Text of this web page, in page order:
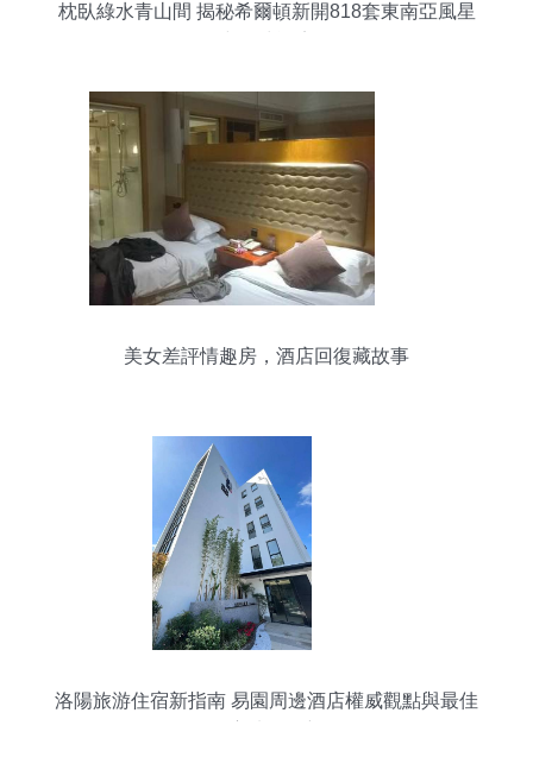
枕臥綠水青山間 揭秘希爾頓新開818套東南亞風星
美女差評情趣房，酒店回復藏故事
洛陽旅游住宿新指南 易園周邊酒店權威觀點與最佳